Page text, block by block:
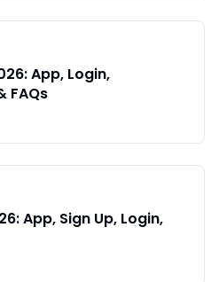
App, Login,
FAQs
App, Sign Up, Login,